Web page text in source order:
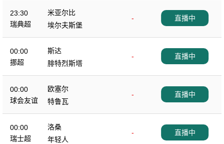
23:30
瑞典超
米亚尔比
-
埃尔夫斯堡
直播中
00:00
挪超
斯达
-
腓特烈斯塔
直播中
00:00
球会友谊
欧塞尔
-
特鲁瓦
直播中
00:00
瑞士超
洛桑
-
年轻人
直播中